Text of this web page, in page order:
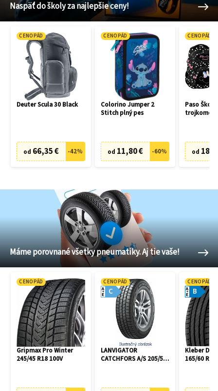
Naspäť do školy za najlepšie ceny!
CENOPÁD
Deuter Scula 30 Black
od 66,35 € -42%
CENOPÁD
Colorino Jumper 2
Stitch plný pes
od 11,80 € -60%
CENOPÁD
Paso
od
Máme porovnané všetky pneumatiky. Aj tie vaše!
CENOPÁD
Gripmax Pro Winter
245/45 R18 100V
CENOPÁD
C
A
E
LANVIGATOR
CATCHFORS A/S 205/55
CENOPÁD
B
A
E
Kleber
165/60 R14